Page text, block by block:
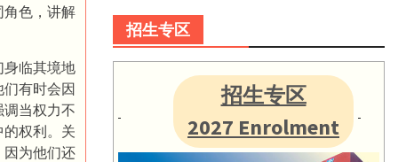
角色，讲解
身临其境地
有时会因
当权力不
权利。关
因为他们还
招生专区
招生专区
2027 Enrolment